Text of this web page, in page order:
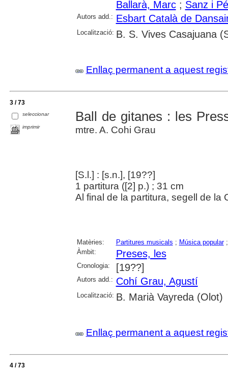
Ballarà, Marc; Sanz i
Autors add.: Esbart Català de
Localització: B. S. Vives Casajuana
Enllaç permanent a aquest
3 / 73
seleccionar
imprimir
Ball de gitanes : les
mtre. A. Cohi Grau
[S.l.] : [s.n.], [19??]
1 partitura ([2] p.) ; 31 cm
Al final de la partitura, segell de la
Matèries: Partitures musicals ; Música popular
Àmbit:
Preses, les
Cronologia: [19??]
Autors add.: Cohí Grau, Agustí
Localització: B. Marià Vayreda (Olot)
Enllaç permanent a aquest
4 / 73